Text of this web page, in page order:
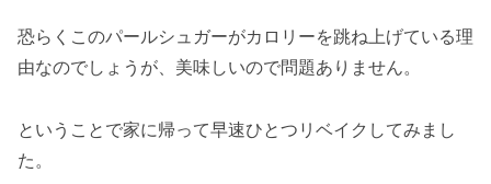
恐らくこのパールシュガーがカロリーを跳ね上げている理
由なのでしょうが、美味しいので問題ありません。
ということで家に帰って早速ひとつリベイクしてみまし
た。